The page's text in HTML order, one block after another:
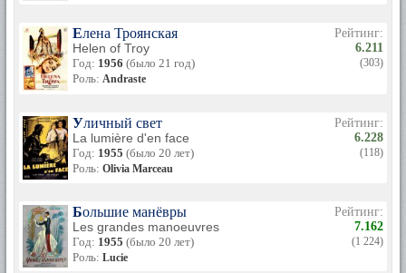
резиновые сапоги, она шлепает по грязи вместе с мулами и
баранами и чувствует себя прекрасно.
Елена Троянская
Helen of Troy
Год: 1956 (было 21 год)
Роль: Andraste
Рейтинг:
6.211
(303)
Уличный свет
La lumière d'en face
Год: 1955 (было 20 лет)
Роль: Olivia Marceau
Рейтинг:
6.228
(118)
Большие манёвры
Les grandes manoeuvres
Год: 1955 (было 20 лет)
Роль: Lucie
Рейтинг:
7.162
(1 224)